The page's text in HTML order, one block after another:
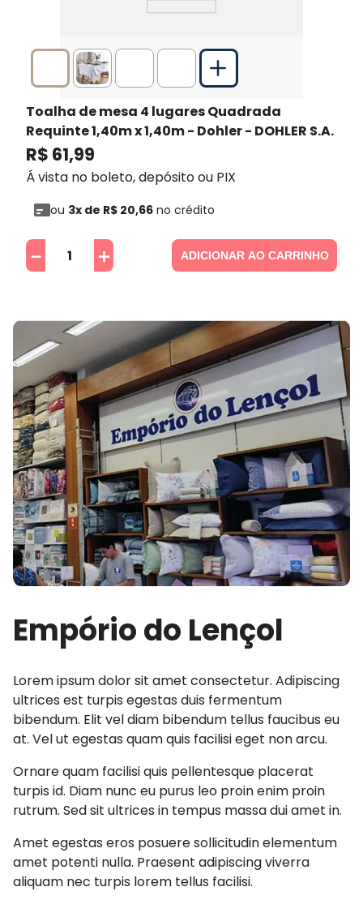
Toalha de mesa 4 lugares Quadrada
Requinte 1,40m x 1,40m - Dohler- DOHLER S.A.
R$ 61,99
Á vista no boleto, depósito ou PIX
ou 3x de R$ 20,66 no crédito
＋
－ ADICIONAR AO CARRINHO
Empório do Lençol
Lorem ipsum dolor sit amet consectetur. Adipiscing
ultrices est turpis egestas duis fermentum
bibendum. Elit vel diam bibendum tellus faucibus eu
at. Vel ut egestas quam quis facilisi eget non arcu.
Ornare quam facilisi quis pellentesque placerat
turpis id. Diam nunc eu purus leo proin enim proin
rutrum. Sed sit ultrices in tempus massa dui amet in.
Amet egestas eros posuere sollicitudin elementum
amet potenti nulla. Praesent adipiscing viverra
aliquam nec turpis lorem tellus facilisi.